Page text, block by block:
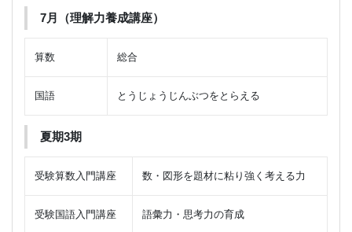
7月（理解力養成講座）
算数 総合
国語 とうじょうじんぶつをとらえる
夏期3期
受験算数入門講座 数・図形を題材に粘り強く考える力
受験国語入門講座 語彙力・思考力の育成